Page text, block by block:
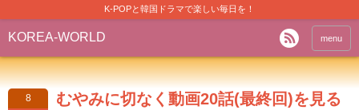
K-POPと韓国ドラマで楽しい毎日を！
KOREA-WORLD menu
8
むやみに切なく動画20話(最終回)を見る